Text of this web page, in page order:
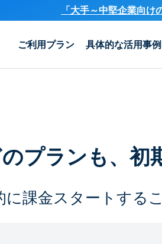
「大手～中堅企業向
ご利用プラン 具体的な活用事例
プランも、初
に課金スタートする